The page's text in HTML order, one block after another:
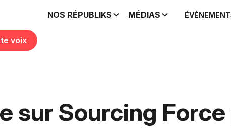
NOS RÉPUBLIKS MÉDIAS
voix
sur Sourcing